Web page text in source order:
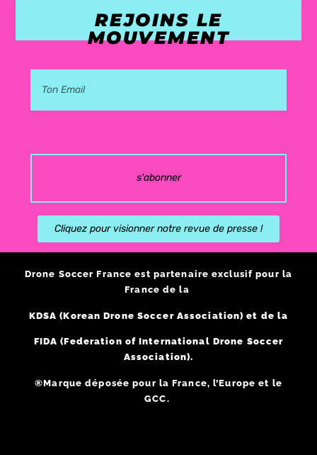
REJOINS LE
MOUVEMENT
s'abonner
Cliquez pour visionner notre revue de presse !
Drone Soccer France est partenaire exclusif pour la
France de la
KDSA (Korean Drone Soccer Association) et de la
FIDA (Federation of International Drone Soccer
Association).
®Marque déposée pour la France, l’Europe et le
GCC.